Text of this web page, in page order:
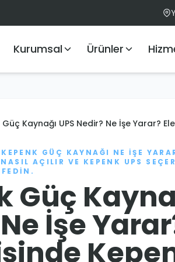
Kurumsal Ürünler
Kaynağı UPS Nedir? Ne İşe Yarar?
GÜÇ KAYNAĞI NE IŞE
AÇILIR VE KEPENK UPS
Güç
İşe